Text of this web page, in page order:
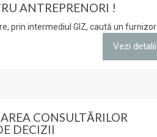
ANTREPRENORI !
prin intermediul GIZ, caută un furnizor
Vezi detalii
CONSULTĂRILOR
DECIZII